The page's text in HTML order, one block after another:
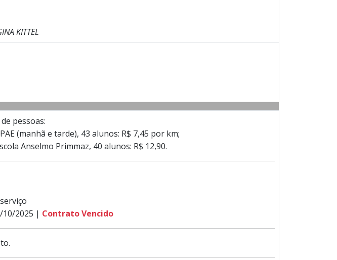
KITTEL
pessoas:
(manhã e tarde), 43 alunos: R$ 7,45 por km;
Anselmo Primmaz, 40 alunos: R$ 12,90.
serviço
10/2025 | Contrato Vencido